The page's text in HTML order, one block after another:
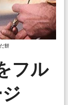
餅
フル